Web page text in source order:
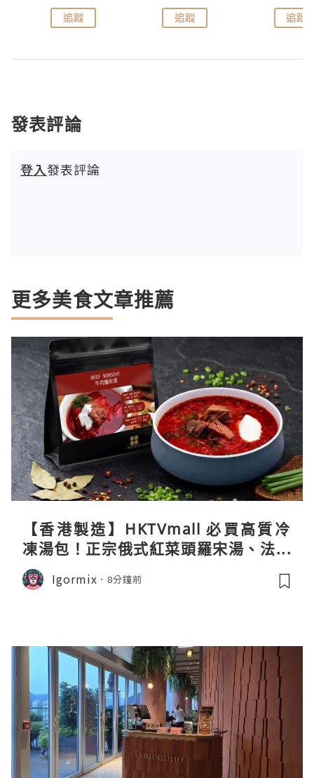
追蹤 追蹤 追蹤
發表評論
登入發表評論
更多美食文章推薦
【香港製造】HKTVmall 必買高質冷
凍湯包！正宗俄式紅菜頭羅宋湯、法式
龍蝦濃湯與生酮膠原蛋白骨頭湯全攻略
Igormix 8分鐘前